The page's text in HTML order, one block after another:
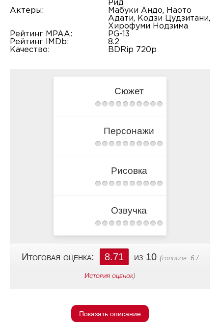
Рид
Актеры:
Мабуки Андо, Наото
Адати, Кодзи Цудзитани,
Хирофуми Нодзима
Рейтинг MPAA:
PG-13
Рейтинг IMDb:
8.2
Качество:
BDRip 720p
Сюжет
Персонажи
Рисовка
Озвучка
Итоговая оценка: 8.71 из 10 (голосов: 6 /
История оценок)
Показать описание